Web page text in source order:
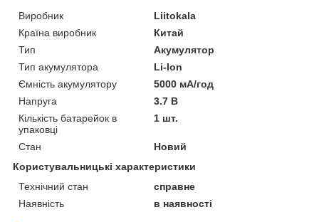
Виробник
Liitokala
Країна виробник
Китай
Тип
Акумулятор
Тип акумулятора
Li-Ion
Ємність акумулятору
5000 мА/год
Напруга
3.7 В
Кількість батарейок в
упаковці
1 шт.
Стан
Новий
Користувальницькі характеристики
Технічний стан
справне
Наявність
в наявності